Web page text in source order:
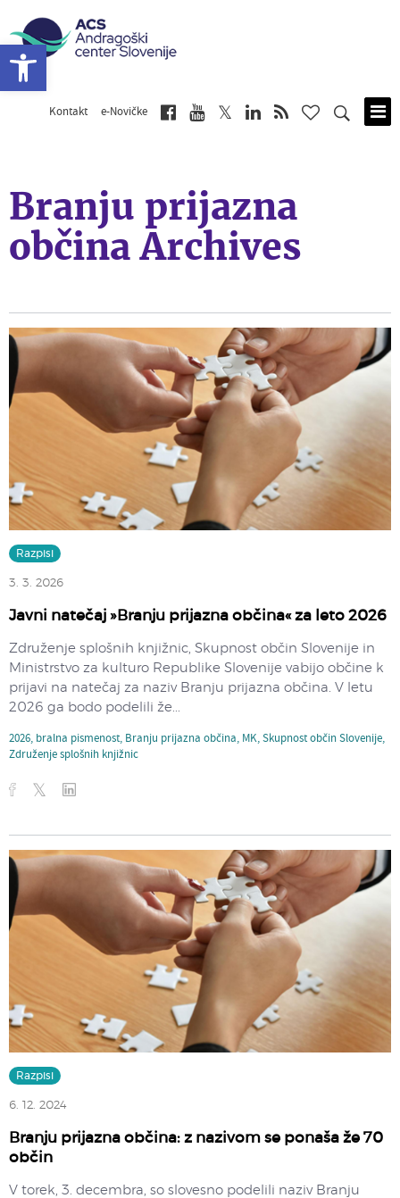
Kontakt e-Novičke
Branju prijazna
občina Archives
Razpisi
3. 3. 2026
Javni natečaj »Branju prijazna občina« za leto 2026
Združenje splošnih knjižnic, Skupnost občin Slovenije in
Ministrstvo za kulturo Republike Slovenije vabijo občine k
prijavi na natečaj za naziv Branju prijazna občina. V letu
2026 ga bodo podelili že...
2026, bralna pismenost, Branju prijazna občina, MK,Skupnost občin Slovenije,
Združenje splošnih knjižnic
Razpisi
6. 12. 2024
Branju prijazna občina: z nazivom se ponaša že 70
občin
V torek, 3. decembra, so slovesno podelili naziv Branju
Open toolbar